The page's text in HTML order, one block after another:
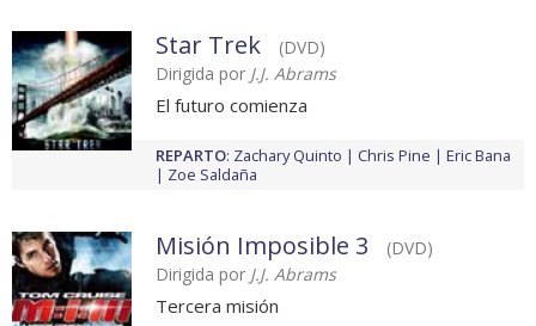
Star Trek
(DVD)
Dirigida por J.J. Abrams
El futuro comienza
REPARTO: Zachary Quinto Chris Pine
Eric Bana
Zoe Saldaña
Misión Imposible 3
(DVD)
Dirigida por J.J. Abrams
Tercera misión